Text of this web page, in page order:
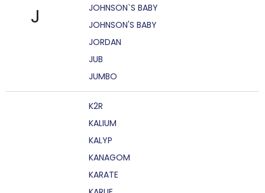
J
JOHNSON`S BABY
JOHNSON'S BABY
JORDAN
JUB
JUMBO
K2R
KALIUM
KALYP
KANAGOM
KARATE